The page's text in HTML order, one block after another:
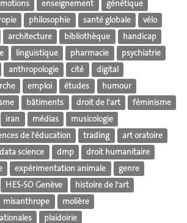
enseignement
génétique
philosophie santé globale
vélo
architecture bibliothèque
handicap
linguistique pharmacie
psychiatrie
anthropologie cité
digital
emploi études
humour
bâtiments droit de l'art
féminisme
iran médias
musicologie
de l'éducation trading
art oratoire
data science dmp
droit humanitaire
expérimentation animale
genre
HES-SO Genève
histoire de l'art
misanthrope
molière
plaidoirie